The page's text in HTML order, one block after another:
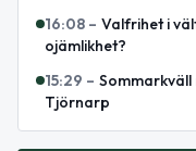
16:08 – Valfrihet i
ojämlikhet?
15:29 – Sommarkväll
Tjörnarp